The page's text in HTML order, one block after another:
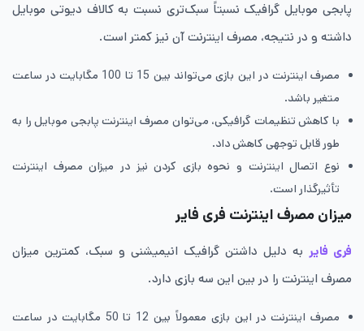
پابجی موبایل گرافیک نسبتاً سبک‌تری نسبت به کالاف دیوتی موبایل
داشته و در نتیجه، مصرف اینترنت آن نیز کمتر است.
مصرف اینترنت در این بازی می‌تواند بین 15 تا 100 مگابایت در ساعت
متغیر باشد.
با کاهش تنظیمات گرافیکی، می‌توان مصرف اینترنت پابجی موبایل را به
طور قابل توجهی کاهش داد.
نوع اتصال اینترنت و نحوه بازی کردن نیز در میزان مصرف اینترنت
تأثیرگذار است.
میزان مصرف اینترنت فری فایر
فری فایر به دلیل داشتن گرافیک انیمیشنی و سبک، کمترین میزان
مصرف اینترنت را در بین این سه بازی دارد.
مصرف اینترنت در این بازی معمولاً بین 12 تا 50 مگابایت در ساعت